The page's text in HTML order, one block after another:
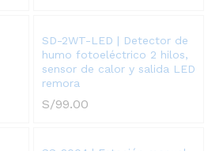
SD-2WT-LED | Detector de
humo fotoeléctrico 2 hilos,
sensor de calor y salida LED
remora
S/99.00